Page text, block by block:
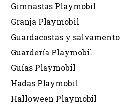
Gimnastas Playmobil
Granja Playmobil
Guardacostas y salvamento
Guardería Playmobil
Guías Playmobil
Hadas Playmobil
Halloween Playmobil